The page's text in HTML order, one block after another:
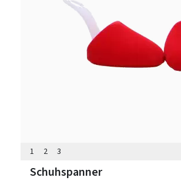
1 2 3
Schuhspanner